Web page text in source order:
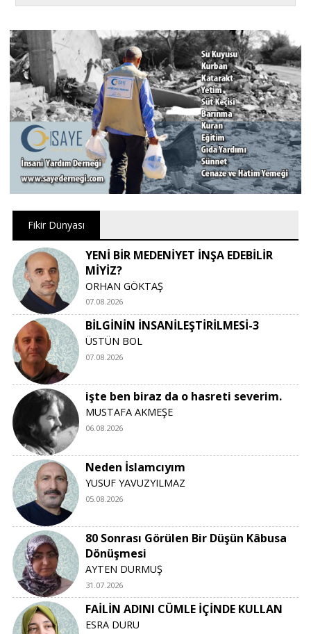
Fikir Dünyası
YENİ BİR MEDENİYET İNŞA EDEBİLİR
MİYİZ?
ORHAN GÖKTAŞ
07.08.2026
BİLGİNİN İNSANİLEŞTİRİLMESİ-3
ÜSTÜN BOL
07.08.2026
işte ben biraz da o hasreti severim.
MUSTAFA AKMEŞE
06.08.2026
Neden İslamcıyım
YUSUF YAVUZYILMAZ
05.08.2026
80 Sonrası Görülen Bir Düşün Kâbusa
Dönüşmesi
AYTEN DURMUŞ
31.07.2026
FAİLİN ADINI CÜMLE İÇİNDE KULLAN
ESRA DURU